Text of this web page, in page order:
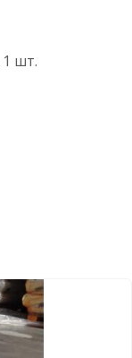
1 шт.